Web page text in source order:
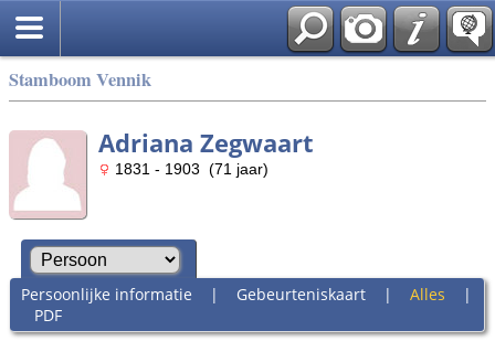
Stamboom Vennik
Adriana Zegwaart
1831 - 1903 (71 jaar)
Persoonlijke informatie | Gebeurteniskaart| Alles |
PDF